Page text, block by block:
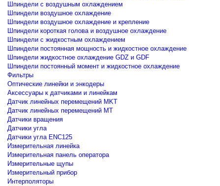
Шпиндели с воздушным охлаждением
Шпиндели воздушное охлаждение
Шпиндели воздушное охлаждение и крепление
Шпиндели короткая голова и воздушное охлаждение
Шпиндели с жидкостным охлаждением
Шпиндели постоянная мощность и жидкостное охлаждение
Шпиндели жидкостное охлаждение GDZ и GDF
Шпиндели постоянный момент и жидкостное охлаждение
Фильтры
Оптические линейки и энкодеры
Аксессуары к датчиками и линейкам
Датчик линейных перемещений MKT
Датчик линейных перемещений MT
Датчики вращения
Датчики угла
Датчики угла ENC125
Измерительная линейка
Измерительная панель оператора
Измерительные щупы
Измерительный прибор
Интерполяторы